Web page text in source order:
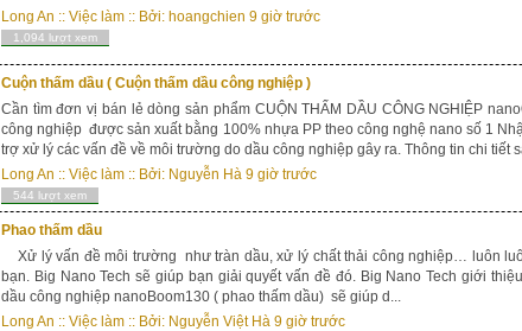
Long An :: Việc làm :: Bởi: hoangchien 9 giờ trước
1,094 lượt xem
Cuộn thấm dầu ( Cuộn thấm dầu công nghiệp )
Cần tìm đơn vị bán lẻ dòng sản phẩm CUỘN THẤM DẦU CÔNG NGHIỆP
công nghiệp được sản xuất bằng 100% nhựa PP theo công nghệ nano số 1
trợ xử lý các vấn đề về môi trường do dầu công nghiệp gây ra. Thông tin chi tiết
Long An :: Việc làm :: Bởi: Nguyễn Hà 9 giờ trước
544 lượt xem
Phao thấm dầu
Xử lý vấn đề môi trường như tràn dầu, xử lý chất thải công nghiệp… luôn
bạn. Big Nano Tech sẽ giúp bạn giải quyết vấn đề đó. Big Nano Tech giới
dầu công nghiệp nanoBoom130 ( phao thấm dầu) sẽ giúp d...
Long An :: Việc làm :: Bởi: Nguyễn Việt Hà 9 giờ trước